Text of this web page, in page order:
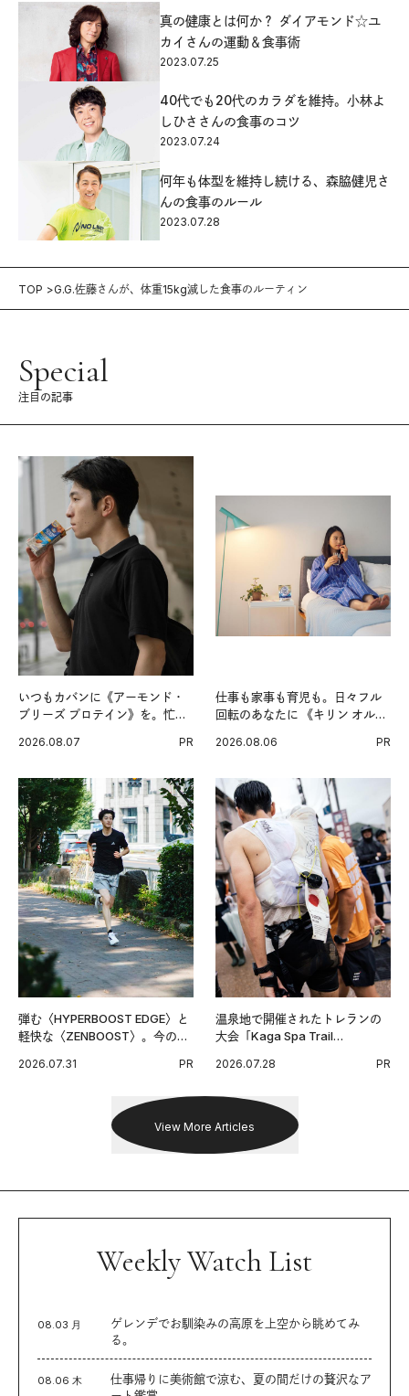
真の健康とは何か？ ダイアモンド☆ユ
カイさんの運動＆食事術
2023.07.25
40代でも20代のカラダを維持。小林よ
しひささんの食事のコツ
2023.07.24
何年も体型を維持し続ける、森脇健児さ
んの食事のルール
2023.07.28
TOP G.G.佐藤さんが、体重15kg減した食事のルーティン
Special
注目の記事
いつもカバンに《アーモンド・
ブリーズ プロテイン》を。忙し
グ習慣。
2026.08.07 PR
仕事も家事も育児も。日々フル
回転のあなたに 《キリン オルニ
2026.08.06 PR
弾む〈HYPERBOOST EDGE〉と
軽快な〈ZENBOOST〉。今の時
出した新機軸。
2026.07.31 PR
温泉地で開催されたトレランの
大会「Kaga Spa Trail
戦を夢見るランナーたちの奮闘
2026.07.28 PR
View More Articles
Weekly Watch List
08.03 月
ゲレンデでお馴染みの高原を上空から眺めてみ
る。
08.06 木
仕事帰りに美術館で涼む、夏の間だけの贅沢なア